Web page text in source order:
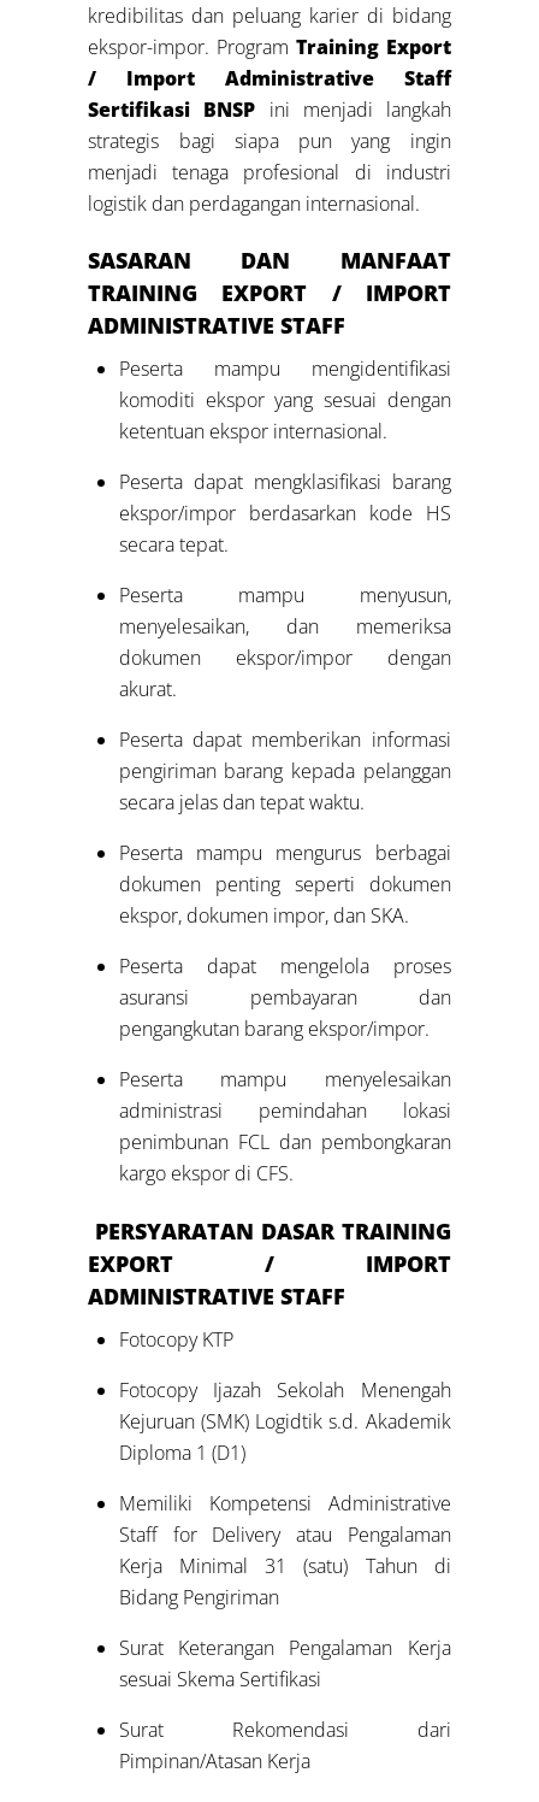
kredibilitas dan peluang karier di bidang
ekspor-impor. Program Training Export
/ Import Administrative Staff
Sertifikasi BNSP ini menjadi langkah
strategis bagi siapa pun yang ingin
menjadi tenaga profesional di industri
logistik dan perdagangan internasional.
SASARAN DAN MANFAAT
TRAINING EXPORT / IMPORT
ADMINISTRATIVE STAFF
Peserta mampu mengidentifikasi
komoditi ekspor yang sesuai dengan
ketentuan ekspor internasional.
Peserta dapat mengklasifikasi barang
ekspor/impor berdasarkan kode HS
secara tepat.
Peserta mampu menyusun,
menyelesaikan, dan memeriksa
dokumen ekspor/impor dengan
akurat.
Peserta dapat memberikan informasi
pengiriman barang kepada pelanggan
secara jelas dan tepat waktu.
Peserta mampu mengurus berbagai
dokumen penting seperti dokumen
ekspor, dokumen impor, dan SKA.
Peserta dapat mengelola proses
asuransi pembayaran dan
pengangkutan barang ekspor/impor.
Peserta mampu menyelesaikan
administrasi pemindahan lokasi
penimbunan FCL dan pembongkaran
kargo ekspor di CFS.
PERSYARATAN DASAR TRAINING
EXPORT / IMPORT
ADMINISTRATIVE STAFF
Fotocopy KTP
Fotocopy Ijazah Sekolah Menengah
Kejuruan (SMK) Logidtik s.d. Akademik
Diploma 1 (D1)
Memiliki Kompetensi Administrative
Staff for Delivery atau Pengalaman
Kerja Minimal 31 (satu) Tahun di
Bidang Pengiriman
Surat Keterangan Pengalaman Kerja
sesuai Skema Sertifikasi
Surat Rekomendasi dari
Pimpinan/Atasan Kerja